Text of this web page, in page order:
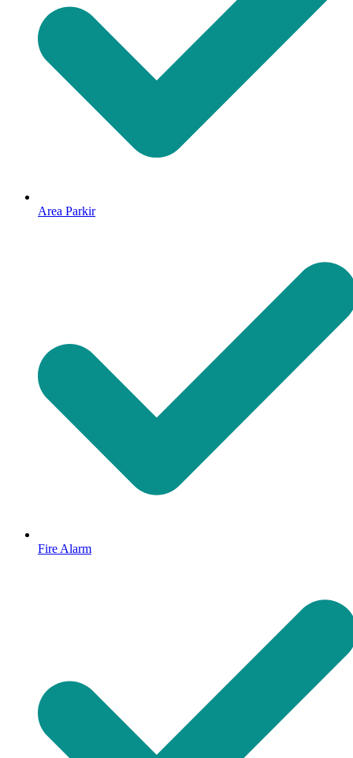
Area Parkir
Fire Alarm